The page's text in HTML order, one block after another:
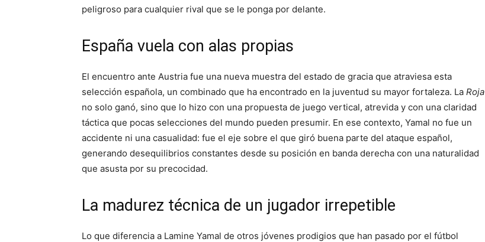
peligroso para cualquier rival que se le ponga por delante.
España vuela con alas propias
El encuentro ante Austria fue una nueva muestra del estado de gracia que atraviesa esta
selección española, un combinado que ha encontrado en la juventud su mayor fortaleza. La Roja
no solo ganó, sino que lo hizo con una propuesta de juego vertical, atrevida y con una claridad
táctica que pocas selecciones del mundo pueden presumir. En ese contexto, Yamal no fue un
accidente ni una casualidad: fue el eje sobre el que giró buena parte del ataque español,
generando desequilibrios constantes desde su posición en banda derecha con una naturalidad
que asusta por su precocidad.
La madurez técnica de un jugador irrepetible
Lo que diferencia a Lamine Yamal de otros jóvenes prodigios que han pasado por el fútbol